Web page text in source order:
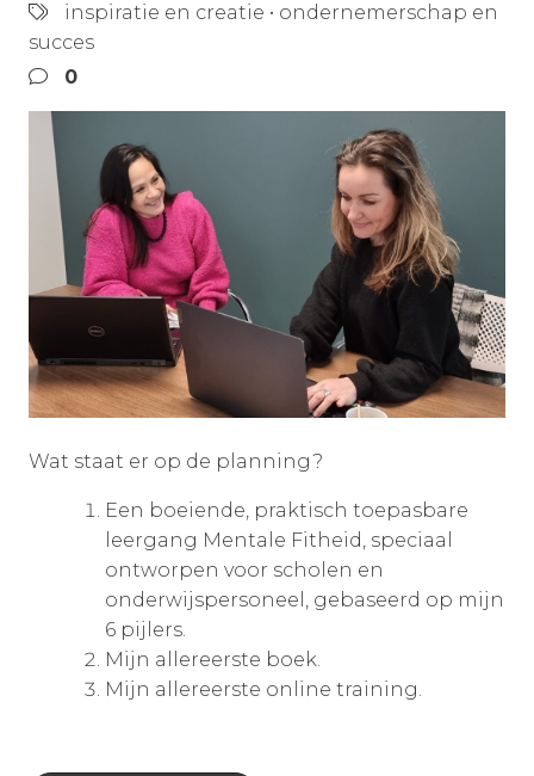
inspiratie en creatie • ondernemerschap en
succes
0
Wat staat er op de planning?
Een boeiende, praktisch toepasbare
leergang Mentale Fitheid, speciaal
ontworpen voor scholen en
onderwijspersoneel, gebaseerd op mijn
6 pijlers.
Mijn allereerste boek.
Mijn allereerste online training.